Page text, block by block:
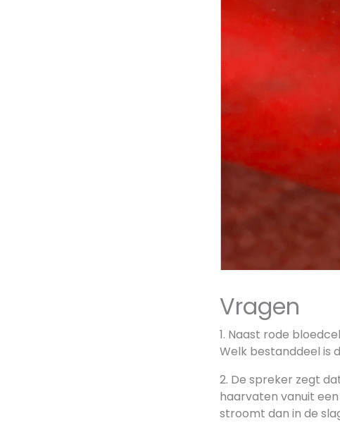
Vragen
1. Naast rode
Welk bestanddeel is
2. De spreker zegt
haarvaten vanuit
stroomt dan in de